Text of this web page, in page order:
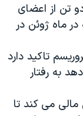
تن از اعضای
ماه ژوئن در
تاکید دارد
به رفتار
مالی می کند تا